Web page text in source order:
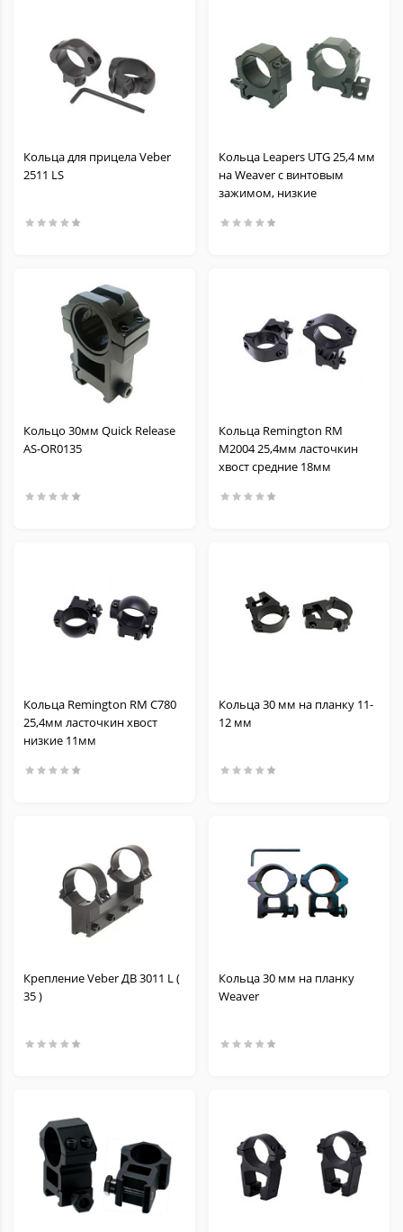
Кольца для прицела Veber
2511 LS
Кольца Leapers UTG 25,4 мм
на Weaver с винтовым
зажимом, низкие
Кольцо 30мм Quick Release
AS-OR0135
Кольца Remington RM
M2004 25,4мм ласточкин
хвост средние 18мм
Кольца Remington RM C780
25,4мм ласточкин хвост
низкие 11мм
Кольца 30 мм на планку 11-
12 мм
Крепление Veber ДВ 3011 L (
35 )
Кольца 30 мм на планку
Weaver